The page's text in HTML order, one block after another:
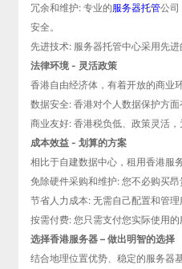
冗余和维护: 专业的服务器托管公司
安全。
先进技术: 服务器托管中心采用先
法律环境 - 灵活政策
香港自由经济体，有着开放的商业
数据安全: 香港对个人数据保护方
商业友好: 香港税负低、政策灵活，
成本效益 - 划算的方案
相比于自建数据中心，租用香港服
免除硬件采购和维护: 您不必购买
节省人力成本: 无需自己配置和管
按需付费: 您只需支付您实际使用
选择香港服务器 – 做出明智的选择
结合地理位置优势、稳定的服务器